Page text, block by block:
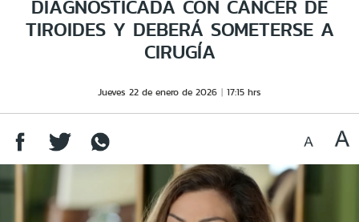
DIAGNOSTICADA CON CÁNCER DE
TIROIDES Y DEBERÁ SOMETERSE A
CIRUGÍA
Jueves 22 de enero de 2026 17:15 hrs